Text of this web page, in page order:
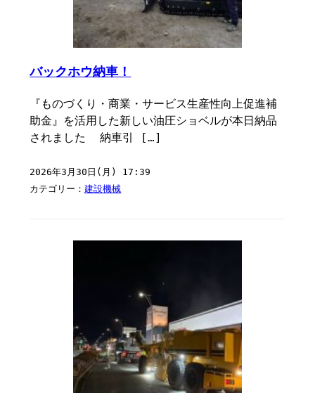
バックホウ納車！
『ものづくり・商業・サービス生産性向上促進補
助金』を活用した新しい油圧ショベルが本日納品
されました ⁡ 納車引 […]
2026年3月30日(月) 17:39
カテゴリー：建設機械